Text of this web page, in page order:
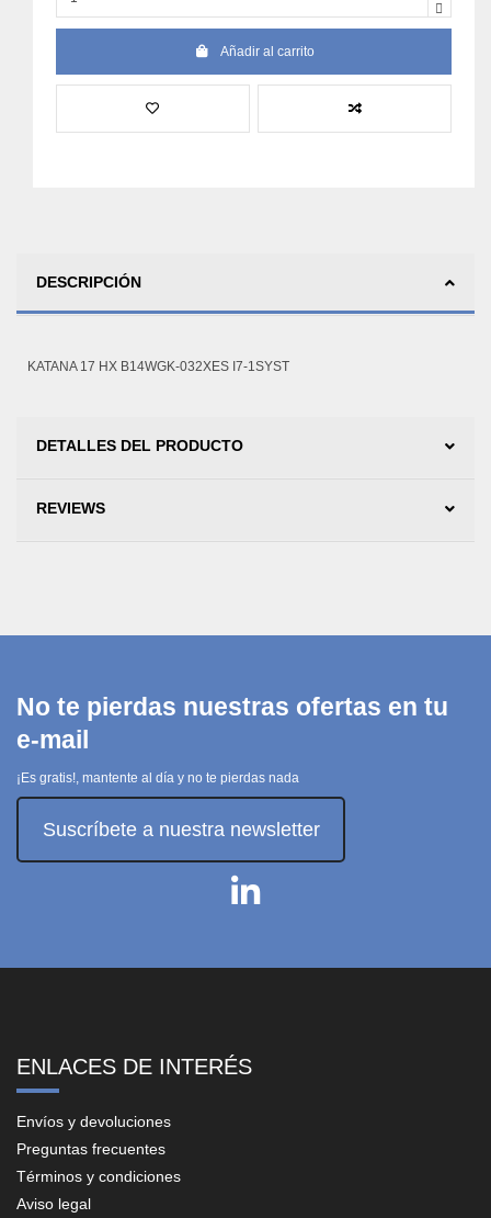
Añadir al carrito
DESCRIPCIÓN
KATANA 17 HX B14WGK-032XES I7-1SYST
DETALLES DEL PRODUCTO
REVIEWS
No te pierdas nuestras ofertas en tu
e-mail
¡Es gratis!, mantente al día y no te pierdas nada
Suscríbete a nuestra newsletter
ENLACES DE INTERÉS
Envíos y devoluciones
Preguntas frecuentes
Términos y condiciones
Aviso legal